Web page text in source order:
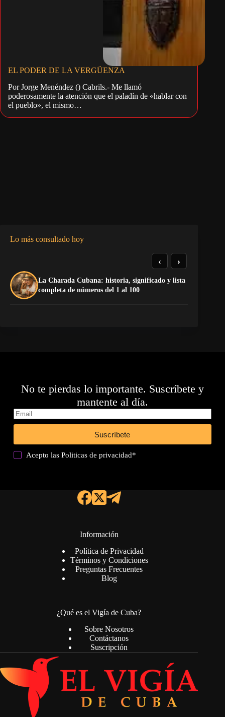
EL PODER DE LA VERGÜENZA
Por Jorge Menéndez () Cabrils.- Me llamó
poderosamente la atención que el paladín de «hablar con
el pueblo», el mismo…
Lo más consultado hoy
La Charada Cubana: historia, significado y lista
completa de números del 1 al 100
‹ ›
No te pierdas lo importante. Suscríbete y
mantente al día.
Suscríbete
Acepto lasPoliticas de privacidad*
Información
Política de Privacidad
Términos y Condiciones
Preguntas Frecuentes
Blog
¿Qué es el Vigía de Cuba?
Sobre Nosotros
Contáctanos
Suscripción